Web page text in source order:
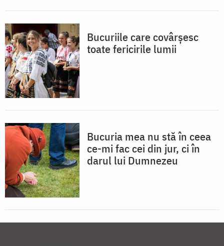
Bucuriile care covârșesc
toate fericirile lumii
Bucuria mea nu stă în ceea
ce-mi fac cei din jur, ci în
darul lui Dumnezeu